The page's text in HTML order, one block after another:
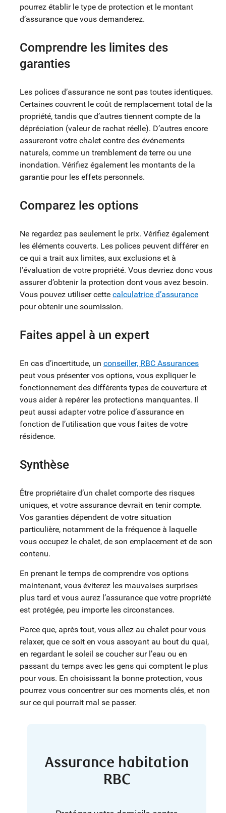
pourrez établir le type de protection et le montant
d’assurance que vous demanderez.
Comprendre les limites des
garanties
Les polices d’assurance ne sont pas toutes identiques.
Certaines couvrent le coût de remplacement total de la
propriété, tandis que d’autres tiennent compte de la
dépréciation (valeur de rachat réelle). D’autres encore
assureront votre chalet contre des événements
naturels, comme un tremblement de terre ou une
inondation. Vérifiez également les montants de la
garantie pour les effets personnels.
Comparez les options
Ne regardez pas seulement le prix. Vérifiez également
les éléments couverts. Les polices peuvent différer en
ce qui a trait aux limites, aux exclusions et à
l’évaluation de votre propriété. Vous devriez donc vous
assurer d’obtenir la protection dont vous avez besoin.
Vous pouvez utiliser cette calculatrice d’assurance
pour obtenir une soumission.
Faites appel à un expert
En cas d’incertitude, un conseiller, RBC Assurances
peut vous présenter vos options, vous expliquer le
fonctionnement des différents types de couverture et
vous aider à repérer les protections manquantes. Il
peut aussi adapter votre police d’assurance en
fonction de l’utilisation que vous faites de votre
résidence.
Synthèse
Être propriétaire d’un chalet comporte des risques
uniques, et votre assurance devrait en tenir compte.
Vos garanties dépendent de votre situation
particulière, notamment de la fréquence à laquelle
vous occupez le chalet, de son emplacement et de son
contenu.
En prenant le temps de comprendre vos options
maintenant, vous éviterez les mauvaises surprises
plus tard et vous aurez l’assurance que votre propriété
est protégée, peu importe les circonstances.
Parce que, après tout, vous allez au chalet pour vous
relaxer, que ce soit en vous assoyant au bout du quai,
en regardant le soleil se coucher sur l’eau ou en
passant du temps avec les gens qui comptent le plus
pour vous. En choisissant la bonne protection, vous
pourrez vous concentrer sur ces moments clés, et non
sur ce qui pourrait mal se passer.
Assurance habitation
RBC